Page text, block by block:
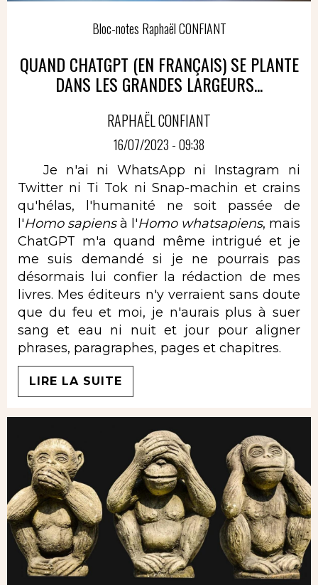
Bloc-notes Raphaël CONFIANT
QUAND CHATGPT (EN FRANÇAIS) SE PLANTE
DANS LES GRANDES LARGEURS...
RAPHAËL CONFIANT
16/07/2023 - 09:38
Je n'ai ni WhatsApp ni Instagram ni
Twitter ni Ti Tok ni Snap-machin et crains
qu'hélas, l'humanité ne soit passée de
l'Homo sapiensà l'Homo whatsapiens, mais
ChatGPT m'a quand même intrigué et je
me suis demandé si je ne pourrais pas
désormais lui confier la rédaction de mes
livres. Mes éditeurs n'y verraient sans doute
que du feu et moi, je n'aurais plus à suer
sang et eau ni nuit et jour pour aligner
phrases, paragraphes, pages et chapitres.
LIRE LA SUITE